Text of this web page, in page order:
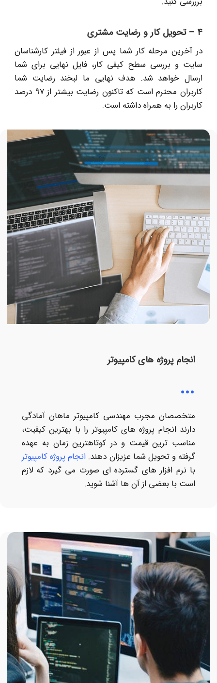
4 – تحویل کار و رضایت مشتری
در آخرین مرحله کار شما پس از عبور از فیلتر کارشناسان
سایت و بررسی سطح کیفی کار، فایل نهایی برای شما
ارسال خواهد شد. هدف نهایی ما لبخند رضایت شما
کاربران محترم است که تاکنون رضایت بیشتر از 97 درصد
کاربران را به همراه داشته است.
انجام پروژه های کامپیوتر
متخصصان مجرب مهندسی کامپیوتر ماهان آمادگی
دارند انجام پروژه های کامپیوتر را با بهترين کيفيت،
مناسب ترين قيمت و در کوتاهترين زمان به عهده
گرفته و تحويل شما عزيزان دهند. انجام پروژه کامپیوتر
با نرم افزار های گسترده ای صورت می گیرد که لازم
است با بعضی از آن ها آشنا شوید.